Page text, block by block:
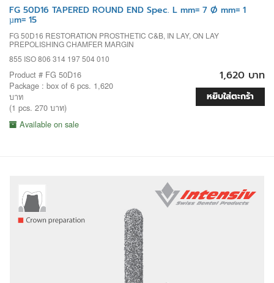
FG 50D16 TAPERED ROUND END Spec. L mm= 7 Ø mm= 1
µm= 15
FG 50D16 RESTORATION PROSTHETIC C&B, IN LAY, ON LAY
PREPOLISHING CHAMFER MARGIN
855 ISO 806 314 197 504 010
Product # FG 50D16
Package : box of 6 pcs. 1,620
บาท
(1 pcs. 270 บาท)
Available on sale
1,620 บาท
หยิบใส่ตะกร้า